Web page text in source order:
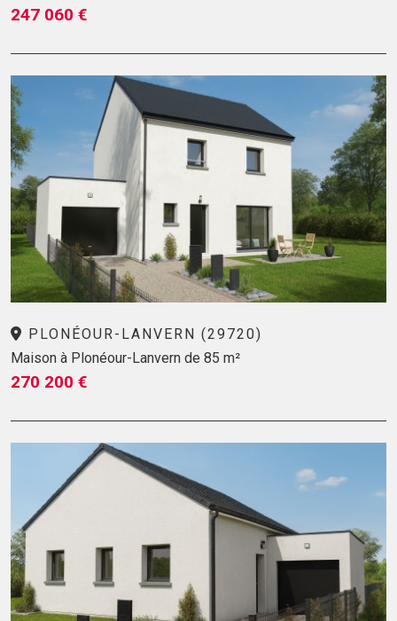
247 060 €
PLONÉOUR-LANVERN (29720)
Maison à Plonéour-Lanvern de 85 m²
270 200 €